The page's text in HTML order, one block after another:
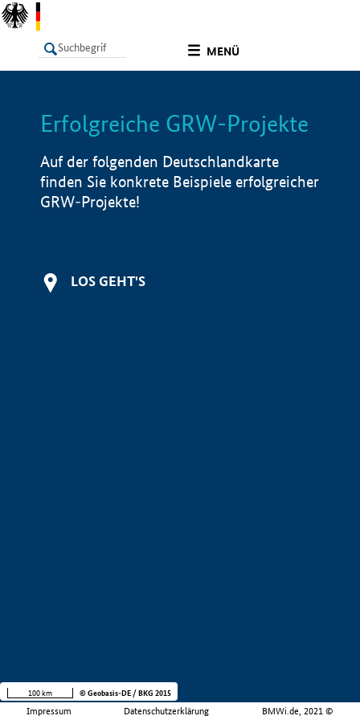
MENÜ
LISTE Info
Erfolgreiche GRW-Projekte
Auf der folgenden Deutschlandkarte
finden Sie konkrete Beispiele erfolgreicher
GRW-Projekte!
LOS GEHT'S
Impressum Datenschutzerklärung BMWi.de, 2021 ©
100 km © Geobasis-DE / BKG 2015